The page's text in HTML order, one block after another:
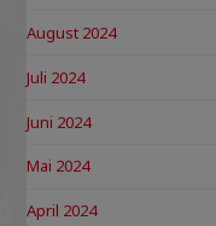
August 2024
Juli 2024
Juni 2024
Mai 2024
April 2024